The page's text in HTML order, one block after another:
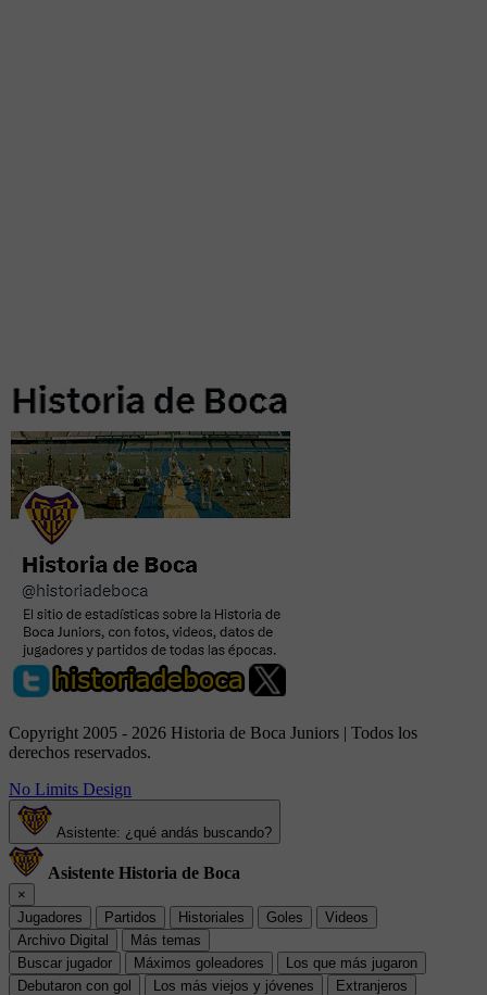
Copyright 2005 - 2026 Historia de Boca Juniors | Todos los
derechos reservados.
No Limits Design
Asistente: ¿qué andás buscando?
Asistente Historia de Boca
×
Jugadores
Partidos Historiales Goles
Videos
Archivo Digital
Más temas
Buscar jugador
Máximos goleadores
Los que más jugaron
Debutaron con gol
Los más viejos y jóvenes
Extranjeros